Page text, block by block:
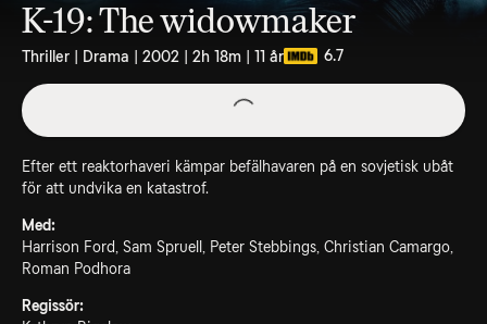
K-19: The widowmaker
Thriller | Drama | 2002 | 2h 18m | 11 år 6.7
Efter ett reaktorhaveri kämpar befälhavaren på en sovjetisk ubåt
för att undvika en katastrof.
Med:
Harrison Ford, Sam Spruell, Peter Stebbings, Christian Camargo,
Roman Podhora
Regissör: